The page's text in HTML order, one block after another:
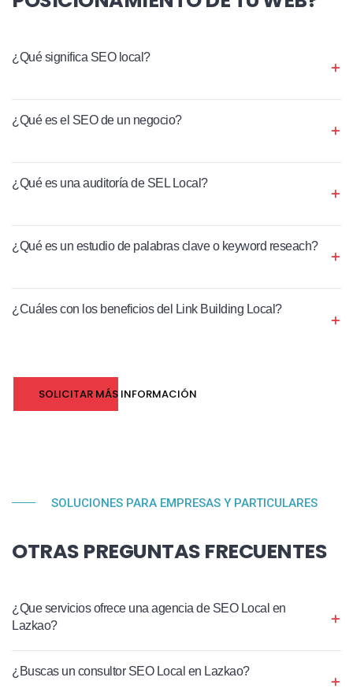
¿Qué significa SEO local?
¿Qué es el SEO de un negocio?
¿Qué es una auditoría de SEL Local?
¿Qué es un estudio de palabras clave o keyword reseach?
¿Cuáles con los beneficios del Link Building Local?
SOLICITAR MÁS INFORMACIÓN
SOLUCIONES PARA EMPRESAS Y PARTICULARES
OTRAS PREGUNTAS FRECUENTES
¿Que servicios ofrece una agencia de SEO Local en
Lazkao?
¿Buscas un consultor SEO Local en Lazkao?